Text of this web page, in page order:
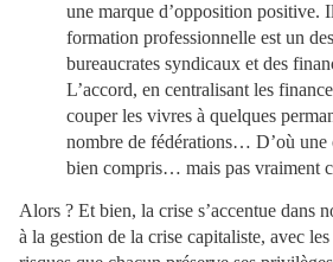
une marque d’opposition positive.
formation professionnelle est un
bureaucrates syndicaux et des
L’accord, en centralisant les
couper les vivres à quelques
nombre de fédérations… D’où une
bien compris… mais pas vraiment
Alors ? Et bien, la crise s’accentue dans
à la gestion de la crise capitaliste, avec